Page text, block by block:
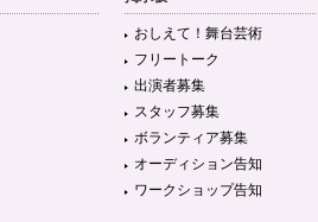
おしえて！舞台芸術
フリートーク
出演者募集
スタッフ募集
ボランティア募集
オーディション告知
ワークショップ告知